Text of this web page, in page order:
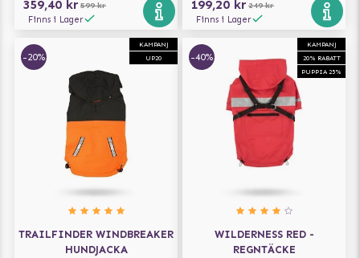
359,40 kr 599 kr
Finns i Lager
199,20 kr 249 kr
Finns i Lager
KAMPANJ
UP20
-20%
TRAILFINDER WINDBREAKER
HUNDJACKA
KAMPANJ
20% RABATT
PUPPIA 25%
-40%
WILDERNESS RED -
REGNTÄCKE